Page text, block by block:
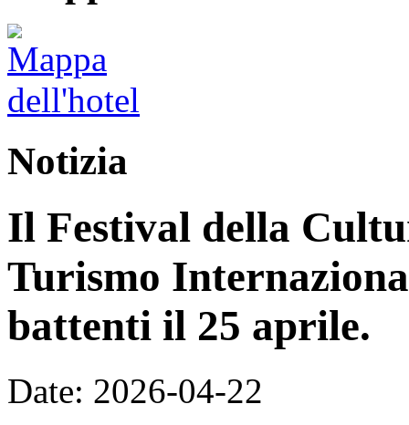
Notizia
Il Festival della
Turismo
battenti il ​​25 aprile.
Date: 2026-04-22